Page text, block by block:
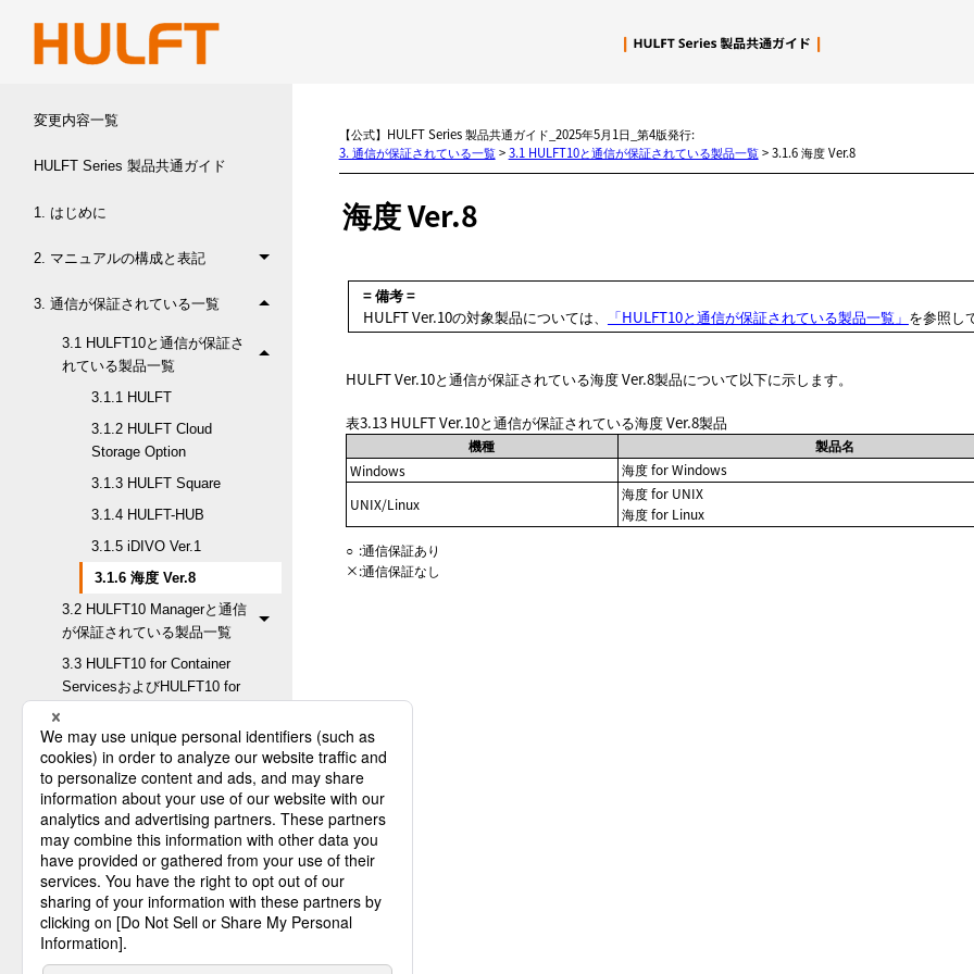
変更内容一覧
HULFT Series 製品共通ガイド
1. はじめに
2. マニュアルの構成と表記
3. 通信が保証されている一覧
3.1 HULFT10と通信が保証さ
れている製品一覧
3.1.1 HULFT
3.1.2 HULFT Cloud
Storage Option
3.1.3 HULFT Square
3.1.4 HULFT-HUB
3.1.5 iDIVO Ver.1
3.1.6 海度 Ver.8
3.2 HULFT10 Managerと通信
が保証されている製品一覧
3.3 HULFT10 for Container
ServicesおよびHULFT10 for
保証されている製品一覧
3.4 HULFT10 Smart Proxyと
通信が保証されている製品一
覧
3.5 HULFT10 API Gatewayと
通信が保証されている製品一
覧
3.6 HULFT Squareと通信が保
証されている製品一覧
【公式】HULFT Series 製品共通ガイド_2025年5月1日_第4版発行:
3. 通信が保証されている一覧>3.1 HULFT10と通信が保証されている製品一覧>3.1.6 海度 Ver.8
海度 Ver.8
= 備考 =
HULFT Ver.10の対象製品については、
「HULFT10と通信が保証されている製品一覧」 を参照し
HULFT Ver.10と通信が保証されている海度 Ver.8製品について以下に示します。
表3.13 HULFT Ver.10と通信が保証されている海度 Ver.8製品
機種
製品名
Windows
海度 for Windows
UNIX/Linux
海度 for UNIX
海度 for Linux
○ :通信保証あり
×:通信保証なし